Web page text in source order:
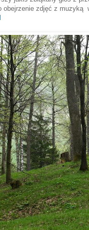
obejrzenie zdjęć z muzyką